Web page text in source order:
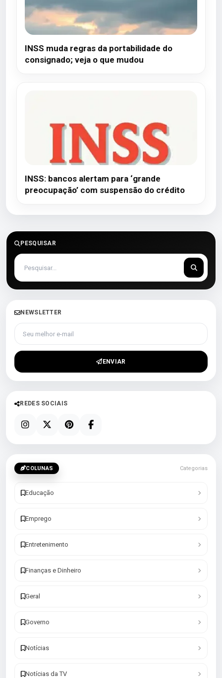
INSS muda regras da portabilidade do
consignado; veja o que mudou
INSS: bancos alertam para ‘grande
preocupação’ com suspensão do crédito
PESQUISAR
NEWSLETTER
Seu melhor e-mail
ENVIAR
REDES SOCIAIS
COLUNAS Categorias
Educação
Emprego
Entretenimento
Finanças e Dinheiro
Geral
Governo
Notícias
Notícias da TV